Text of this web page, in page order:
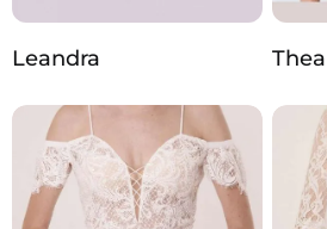
Leandra Thea